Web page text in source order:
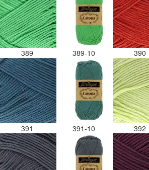
389 389-10 390
391 391-10 392